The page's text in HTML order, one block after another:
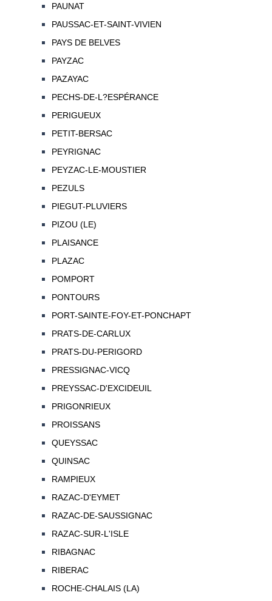
PAUNAT
PAUSSAC-ET-SAINT-VIVIEN
PAYS DE BELVES
PAYZAC
PAZAYAC
PECHS-DE-L?ESPÉRANCE
PERIGUEUX
PETIT-BERSAC
PEYRIGNAC
PEYZAC-LE-MOUSTIER
PEZULS
PIEGUT-PLUVIERS
PIZOU (LE)
PLAISANCE
PLAZAC
POMPORT
PONTOURS
PORT-SAINTE-FOY-ET-PONCHAPT
PRATS-DE-CARLUX
PRATS-DU-PERIGORD
PRESSIGNAC-VICQ
PREYSSAC-D'EXCIDEUIL
PRIGONRIEUX
PROISSANS
QUEYSSAC
QUINSAC
RAMPIEUX
RAZAC-D'EYMET
RAZAC-DE-SAUSSIGNAC
RAZAC-SUR-L'ISLE
RIBAGNAC
RIBERAC
ROCHE-CHALAIS (LA)